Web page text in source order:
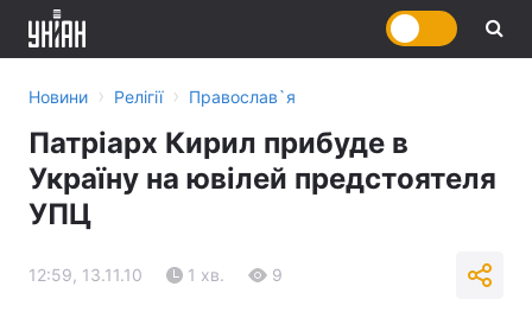
Новини › Релігії › Православ`я
Патріарх Кирил прибуде в
Україну на ювілей предстоятеля
УПЦ
12:59, 13.11.10 1 хв. 9